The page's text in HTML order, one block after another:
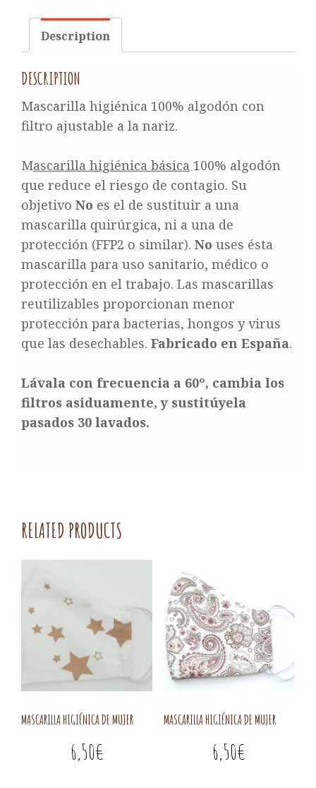
Description
DESCRIPTION
Mascarilla higiénica 100% algodón con
filtro ajustable a la nariz.
Mascarilla higiénica básica 100% algodón
que reduce el riesgo de contagio. Su
objetivo No es el de sustituir a una
mascarilla quirúrgica, ni a una de
protección (FFP2 o similar). No uses ésta
mascarilla para uso sanitario, médico o
protección en el trabajo. Las mascarillas
reutilizables proporcionan menor
protección para bacterias, hongos y virus
que las desechables. Fabricado en España.
Lávala con frecuencia a 60º, cambia los
filtros asiduamente, y sustitúyela
pasados 30 lavados.
RELATED PRODUCTS
MASCARILLA HIGIÉNICA DE MUJER
6,50€
MASCARILLA HIGIÉNICA DE MUJER
6,50€